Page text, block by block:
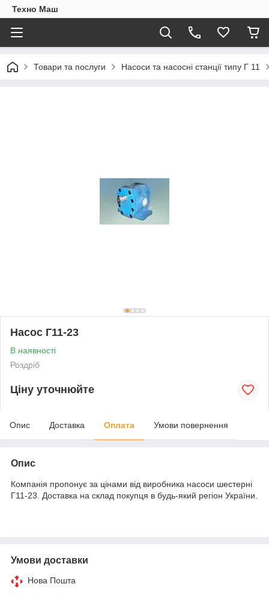
Техно Маш
Товари та послуги Насоси та насосні станції типу Г 11
Насос Г11-23
В наявності
Роздріб
Ціну уточнюйте
Опис Доставка Оплата Умови повернення
Опис
Компанія пропонує за цінами від виробника насоси шестерні
Г11-23. Доставка на склад покупця в будь-який регіон України.
Умови доставки
Нова Пошта